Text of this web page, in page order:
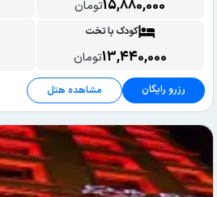
15,880,000تومان
کودک با تخت
13,440,000تومان
رزرو رایگان مشاهده هتل